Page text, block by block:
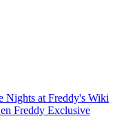
Nights at Freddy's Wiki
Freddy Exclusive